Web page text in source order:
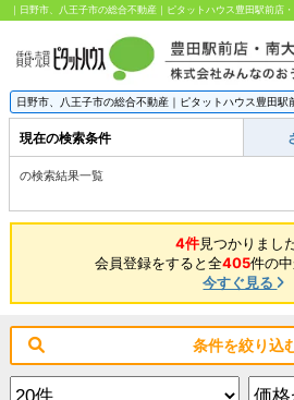
｜日野市、八王子市の総合不動産｜ピタットハウス豊田駅前店
日野市、八王子市の総合不動産｜ピタットハウス豊田駅
現在の検索条件
の検索結果一覧
4件見つかりまし
会員登録をすると全405件の
今すぐ見る
条件を絞り込